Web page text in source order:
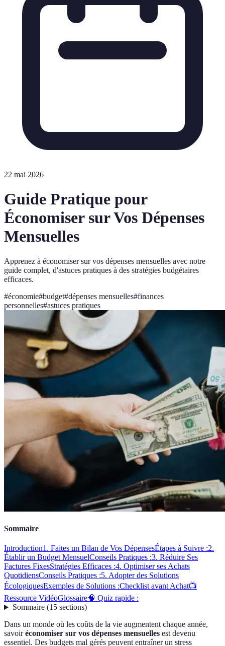
22 mai 2026
Guide Pratique pour
Économiser sur Vos Dépenses
Mensuelles
Apprenez à économiser sur vos dépenses mensuelles avec notre
guide complet, d'astuces pratiques à des stratégies budgétaires
efficaces.
#économie#budget#dépenses mensuelles#finances
personnelles#astuces pratiques
Sommaire
Introduction1. Faites un Bilan de Vos DépensesÉtapes à Suivre :2.
Établir un Budget MensuelConseils Pratiques :3. Réduire Ses
Factures FixesStratégies Efficaces :4. Optimiser ses Achats
QuotidiensConseils Pratiques :5. Adopter des Solutions
ÉcologiquesExemples de Solutions :Checklist avant Achat📺
Ressource VidéoGlossaire🧠 Quiz rapide :
Sommaire(15 sections)
Dans un monde où les coûts de la vie augmentent chaque année,
savoiréconomiser sur vos dépenses mensuelles est devenu
essentiel. Des budgets mal gérés peuvent entraîner un stress